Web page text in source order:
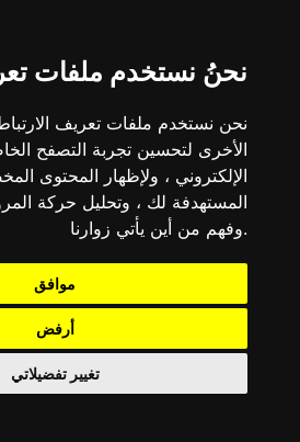
نحنُ نستخدم ملفات
نحن نستخدم ملفات تعريف الارتباط
الأخرى لتحسين تجربة التصفح
الإلكتروني ، ولإظهار المحتوى
المستهدفة لك ، وتحليل حركة
وفهم من أين يأتي زوارنا.
موافق
أرفض
تغيير تفضيلاتي